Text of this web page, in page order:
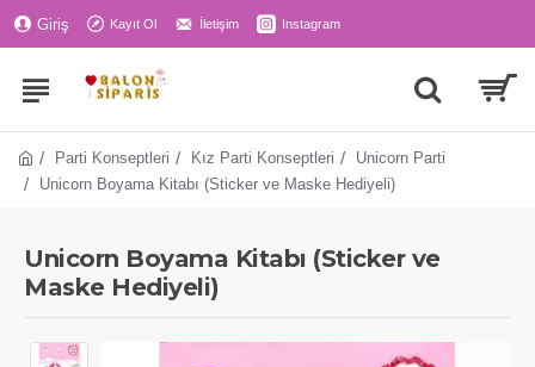
Giriş Kayıt Ol İletişim Instagram
Parti Konseptleri Kız Parti Konseptleri
Unicorn Parti
Unicorn Boyama Kitabı (Sticker ve Maske Hediyeli)
Unicorn Boyama Kitabı (Sticker ve
Maske Hediyeli)